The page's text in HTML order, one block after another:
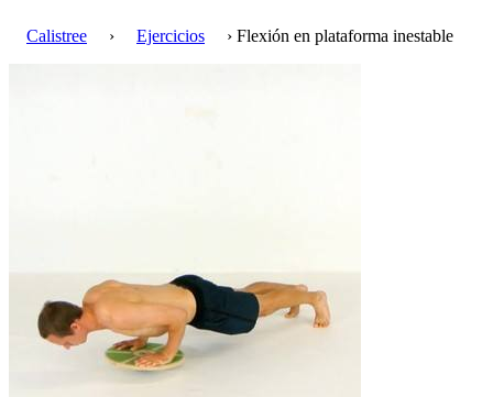
Calistree › Ejercicios › Flexión en plataforma inestable